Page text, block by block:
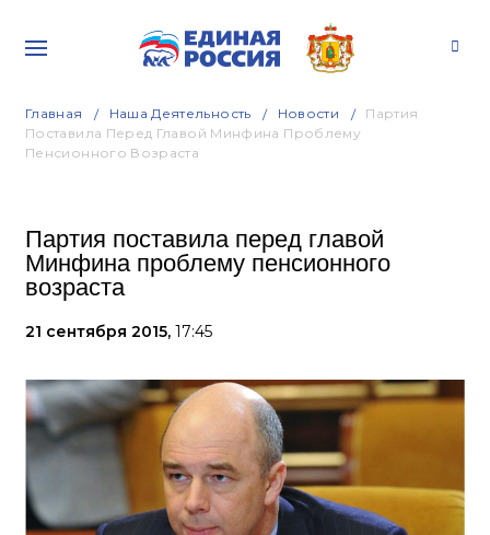
Главная Наша Деятельность Новости
Партия
Поставила Перед Главой Минфина Проблему
Пенсионного Возраста
Партия поставила перед главой
Минфина проблему пенсионного
возраста
21 сентября 2015, 17:45